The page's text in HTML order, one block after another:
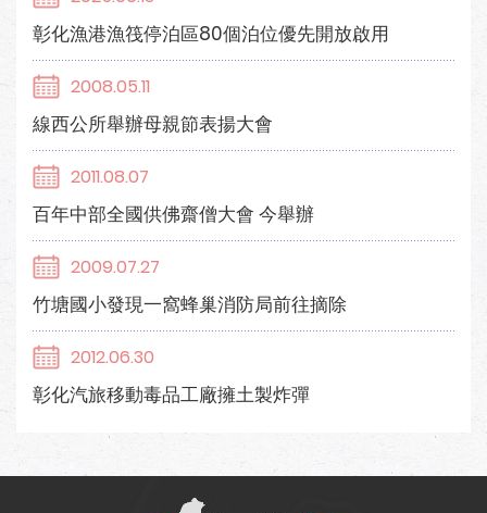
彰化漁港漁筏停泊區80個泊位優先開放啟用
2008.05.11
線西公所舉辦母親節表揚大會
2011.08.07
百年中部全國供佛齋僧大會 今舉辦
2009.07.27
竹塘國小發現一窩蜂巢消防局前往摘除
2012.06.30
彰化汽旅移動毒品工廠擁土製炸彈